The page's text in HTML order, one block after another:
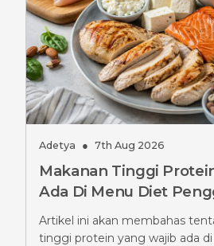
Adetya ● 7th Aug 2026
Makanan Tinggi
Ada Di Menu Diet
Ozempic, Jangan
Artikel ini akan membahas
tinggi protein yang wajib ada